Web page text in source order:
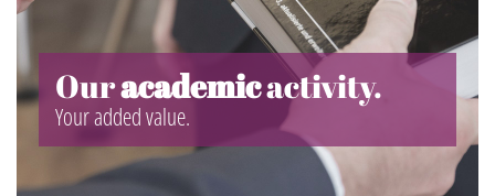
Ouracademicactivity.
Your added value.